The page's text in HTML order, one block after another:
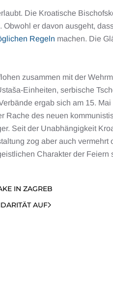
Die Kroatische
Obwohl er davon ausgeht,
Regeln machen. Die
zusammen mit der
Einheiten, serbische
ergab sich am 15.
Rache des neuen
Seit der Unabhängigkeit
zog aber auch vermehrt
Charakter der Feiern
IN ZAGREB
AUF